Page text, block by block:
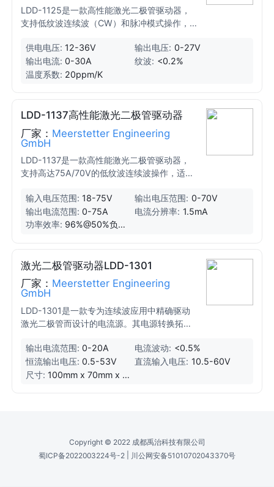
LDD-1125是一款高性能激光二极管驱动器，
支持低纹波连续波（CW）和脉冲模式操作，
计适用于精确驱动激光二极管，支持多种操作
模式，包括连续、调制和脉冲模式。
供电电压: 12-36V 输出电压: 0-27V
输出电流: 0-30A 纹波: <0.2%
温度系数: 20ppm/K
LDD-1137高性能激光二极管驱动器
厂家： Meerstetter Engineering
GmbH
LDD-1137是一款高性能激光二极管驱动器，
支持高达75A/70V的低纹波连续波操作，适用
输入电压范围: 18-75V 输出电压范围: 0-70V
输出电流范围: 0-75A 电流分辨率: 1.5mA
功率效率: 96%@50%负载,
激光二极管驱动器LDD-1301
厂家： Meerstetter Engineering
GmbH
LDD-1301是一款专为连续波应用中精确驱动
激光二极管而设计的电流源。其电源转换拓扑
V电源驱动高达44V的激光二极管。该设备提
供多种安全功能，包括激光二极管温度监测的
两个输入。设备支持完全数字控制，固件可升
输出电流范围: 0-20A 电流波动: <0.5%
恒流输出电压: 0.5-53V 直流输入电压: 10.5-60V
尺寸: 100mm x 70mm x 2
Copyright © 2022 成都禹治科技有限公司
蜀ICP备2022003224号-2
川公网安备51010702043370号